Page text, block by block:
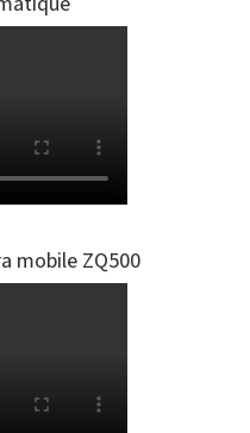
mobile ZQ500